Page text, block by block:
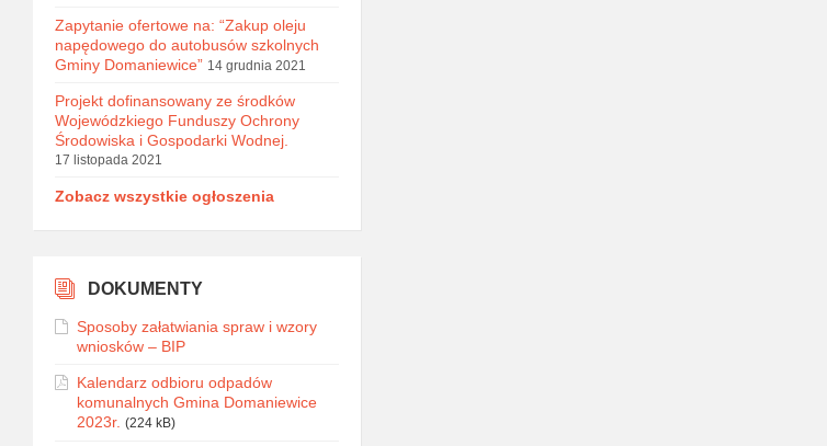
Zapytanie ofertowe na: “Zakup oleju
napędowego do autobusów szkolnych
Gminy Domaniewice” 14 grudnia 2021
Projekt dofinansowany ze środków
Wojewódzkiego Funduszy Ochrony
Środowiska i Gospodarki Wodnej.
17 listopada 2021
Zobacz wszystkie ogłoszenia
DOKUMENTY
Sposoby załatwiania spraw i wzory
wniosków – BIP
Kalendarz odbioru odpadów
komunalnych Gmina Domaniewice
2023r. (224 kB)